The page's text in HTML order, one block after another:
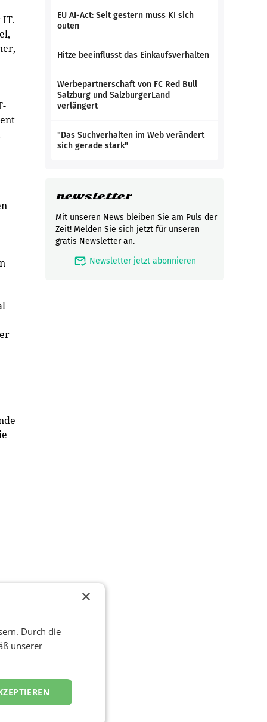
EU AI-Act: Seit gestern muss KI sich
outen
Hitze beeinflusst das Einkaufsverhalten
Werbepartnerschaft von FC Red Bull
Salzburg und SalzburgerLand
verlängert
"Das Suchverhalten im Web verändert
sich gerade stark"
newsletter
Mit unseren News bleiben Sie am Puls der
Zeit! Melden Sie sich jetzt für unseren
gratis Newsletter an.
mark_email_read Newsletter jetzt abonnieren
×
Durch die
unserer